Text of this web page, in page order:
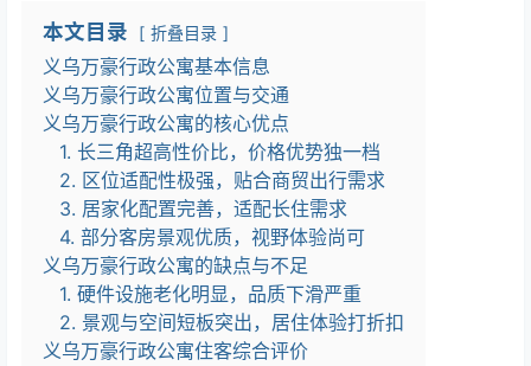
本文目录 折叠目录
义乌万豪行政公寓基本信息
义乌万豪行政公寓位置与交通
义乌万豪行政公寓的核心优点
1. 长三角超高性价比，价格优势独一档
2. 区位适配性极强，贴合商贸出行需求
3. 居家化配置完善，适配长住需求
4. 部分客房景观优质，视野体验尚可
义乌万豪行政公寓的缺点与不足
1. 硬件设施老化明显，品质下滑严重
2. 景观与空间短板突出，居住体验打折扣
义乌万豪行政公寓住客综合评价